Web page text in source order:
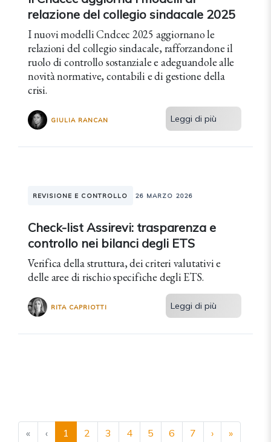
relazione del collegio sindacale 2025
I nuovi modelli Cndcec 2025 aggiornano le
relazioni del collegio sindacale, rafforzandone il
ruolo di controllo sostanziale e adeguandole alle
novità normative, contabili e di gestione della
crisi.
GIULIA RANCAN Leggi di più
REVISIONE E CONTROLLO 26 MARZO 2026
Check-list Assirevi: trasparenza e
controllo nei bilanci degli ETS
Verifica della struttura, dei criteri valutativi e
delle aree di rischio specifiche degli ETS.
RITA CAPRIOTTI Leggi di più
« ‹ 1 2 3 4 5 6 7 › »